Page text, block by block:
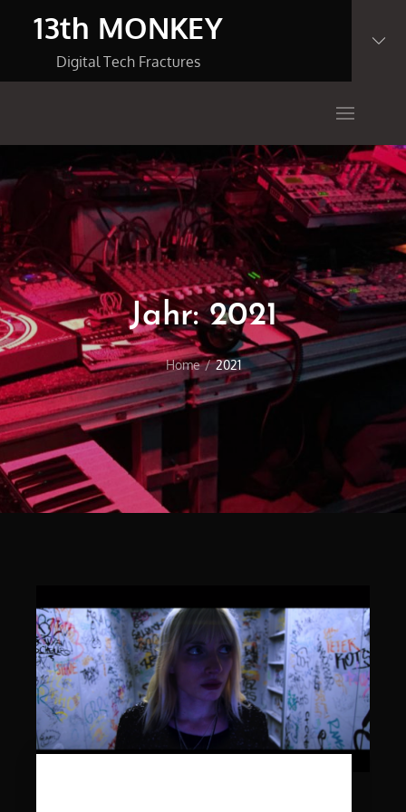
13th MONKEY
Digital Tech Fractures
Jahr:2021
Home 2021